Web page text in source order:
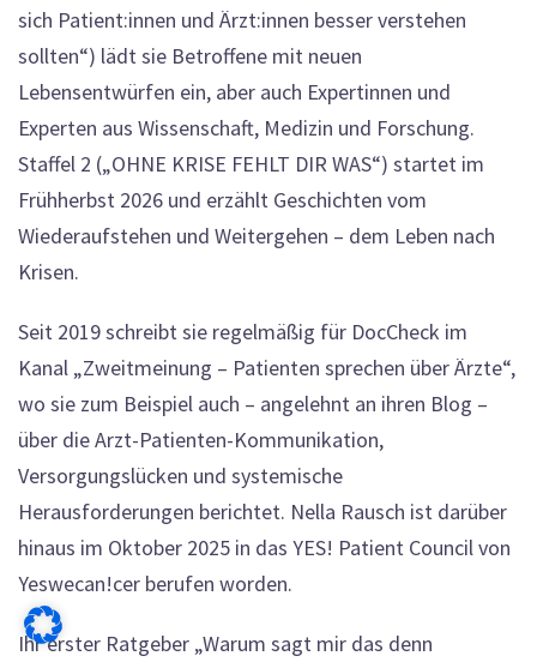
sich Patient:innen und Ärzt:innen besser verstehen
sollten“) lädt sie Betroffene mit neuen
Lebensentwürfen ein, aber auch Expertinnen und
Experten aus Wissenschaft, Medizin und Forschung.
Staffel 2 („OHNE KRISE FEHLT DIR WAS“) startet im
Frühherbst 2026 und erzählt Geschichten vom
Wiederaufstehen und Weitergehen – dem Leben nach
Krisen.
Seit 2019 schreibt sie regelmäßig für DocCheck im
Kanal „Zweitmeinung – Patienten sprechen über Ärzte“,
wo sie zum Beispiel auch – angelehnt an ihren Blog –
über die Arzt-Patienten-Kommunikation,
Versorgungslücken und systemische
Herausforderungen berichtet. Nella Rausch ist darüber
hinaus im Oktober 2025 in das YES! Patient Council von
Yeswecan!cer berufen worden.
Ihr erster Ratgeber „Warum sagt mir das denn